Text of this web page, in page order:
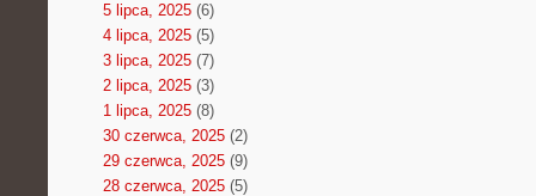
5 lipca, 2025(6)
4 lipca, 2025(5)
3 lipca, 2025(7)
2 lipca, 2025(3)
1 lipca, 2025(8)
30 czerwca, 2025(2)
29 czerwca, 2025(9)
28 czerwca, 2025(5)